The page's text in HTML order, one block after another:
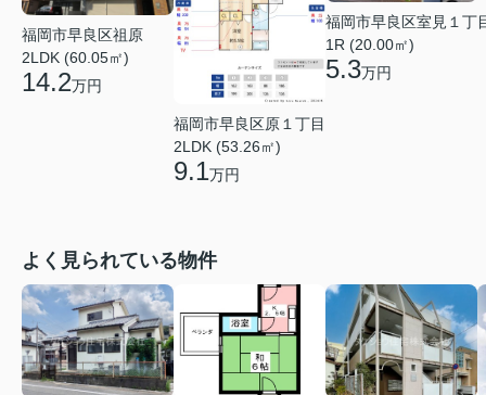
福岡市早良区祖原
2LDK (60.05㎡)
14.2万円
福岡市早良区原１丁目
2LDK (53.26㎡)
9.1万円
福岡市早良区室見１丁
1R (20.00㎡)
5.3万円
よく見られている物件